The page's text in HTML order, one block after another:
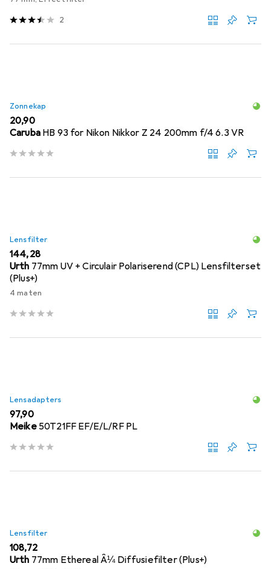
2
Zonnekap
EUR
20,90
Caruba HB 93 for Nikon Nikkor Z 24 200mm f/4 6.3 VR
Lensfilter
EUR
144,28
Urth 77mm UV + Circulair Polariserend (CPL) Lensfilterset
(Plus+)
4 maten
Lensadapters
EUR
97,90
Meike50T21FF EF/E/L/RF PL
Lensfilter
EUR
108,72
Urth 77mm Ethereal Â¼ Diffusiefilter (Plus+)